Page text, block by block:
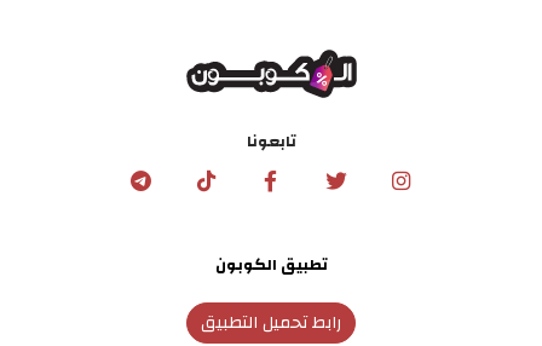
تابعونا
تطبيق الكوبون
رابط تحميل التطبيق